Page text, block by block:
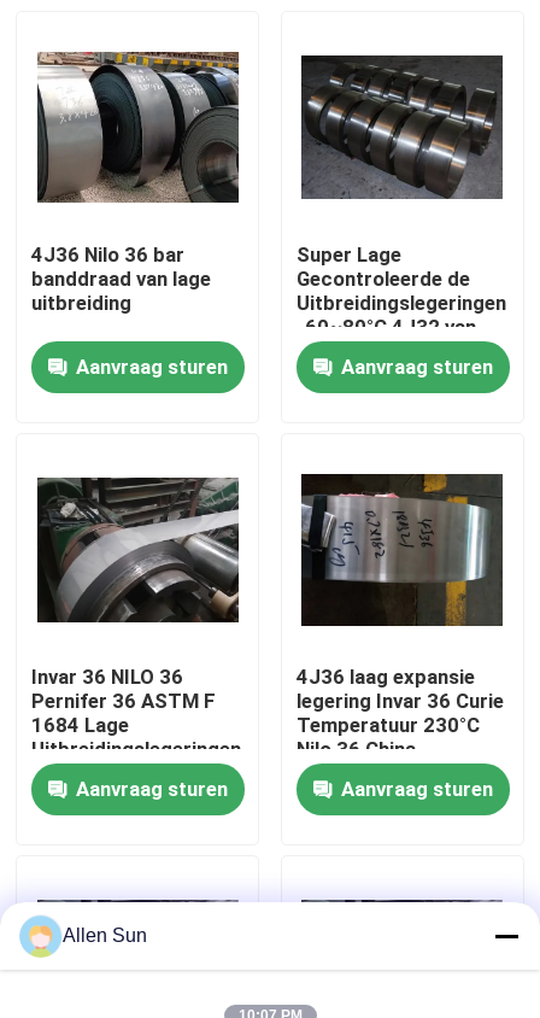
Thuis
Producten
Over ons
Fabriekstocht
Kwaliteitscontrole
Neem contact met ons op
Gevallen
4J36 Nilo 36 bar
banddraad van lage
uitbreiding
Aanvraag sturen
Super Lage
Gecontroleerde de
Uitbreidingslegeringen
-60~80°C 4J32 van
Invar met Mn
0.20~0.60Aanvraag sturen
Invar 36 NILO 36
Pernifer 36 ASTM F
1684 Lage
Uitbreidingslegeringen
Aanvraag sturen
4J36 laag expansie
legering Invar 36 Curie
Temperatuur 230°C
Nilo 36 China
Oorsprong Vinnige
leveringAanvraag sturen
Allen Sun